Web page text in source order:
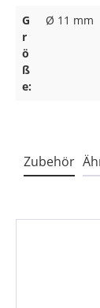
G
r
ö
ß
e:
Ø 11 mm
Zubehör